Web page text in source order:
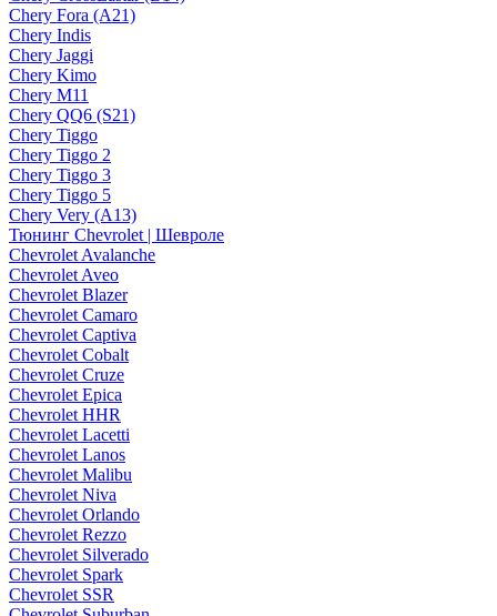
Chery Fora (A21)
Chery Indis
Chery Jaggi
Chery Kimo
Chery M11
Chery QQ6 (S21)
Chery Tiggo
Chery Tiggo 2
Chery Tiggo 3
Chery Tiggo 5
Chery Very (A13)
Тюнинг Chevrolet | Шевроле
Chevrolet Avalanche
Chevrolet Aveo
Chevrolet Blazer
Chevrolet Camaro
Chevrolet Captiva
Chevrolet Cobalt
Chevrolet Cruze
Chevrolet Epica
Chevrolet HHR
Chevrolet Lacetti
Chevrolet Lanos
Chevrolet Malibu
Chevrolet Niva
Chevrolet Orlando
Chevrolet Rezzo
Chevrolet Silverado
Chevrolet Spark
Chevrolet SSR